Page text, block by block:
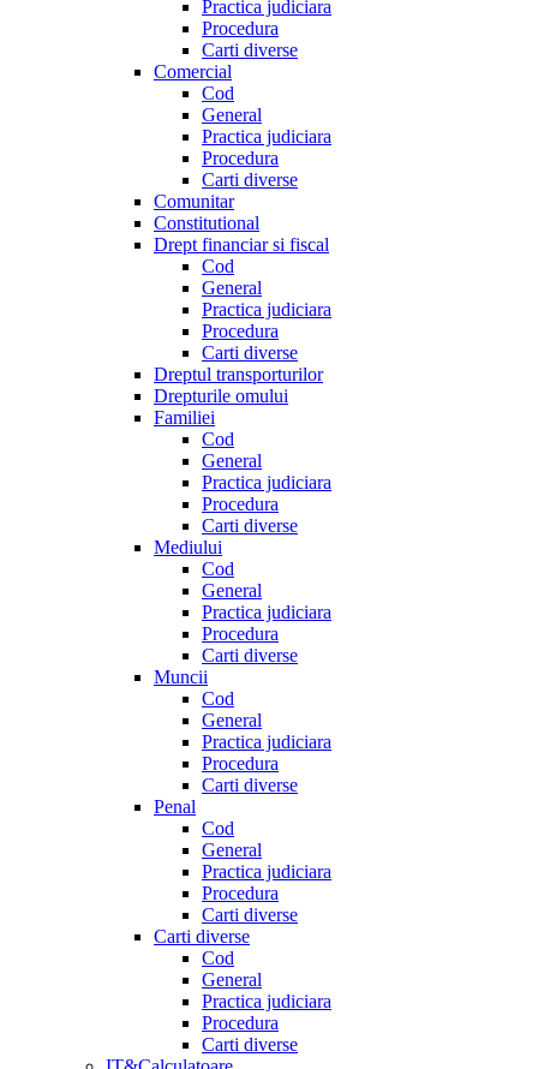
Practica judiciara
Procedura
Carti diverse
Comercial
Cod
General
Practica judiciara
Procedura
Carti diverse
Comunitar
Constitutional
Drept financiar si fiscal
Cod
General
Practica judiciara
Procedura
Carti diverse
Dreptul transporturilor
Drepturile omului
Familiei
Cod
General
Practica judiciara
Procedura
Carti diverse
Mediului
Cod
General
Practica judiciara
Procedura
Carti diverse
Muncii
Cod
General
Practica judiciara
Procedura
Carti diverse
Penal
Cod
General
Practica judiciara
Procedura
Carti diverse
Carti diverse
Cod
General
Practica judiciara
Procedura
Carti diverse